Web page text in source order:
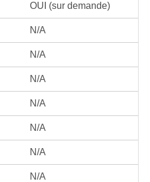
OUI (sur demande)
N/A
N/A
N/A
N/A
N/A
N/A
N/A